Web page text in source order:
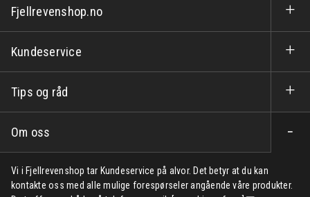
Fjellrevenshop.no
Kundeservice
Tips og råd
Om oss
Vi i Fjellrevenshop tar Kundeservice på alvor. Det betyr at du kan
kontakte oss med alle mulige forespørseler angående våre produkter.